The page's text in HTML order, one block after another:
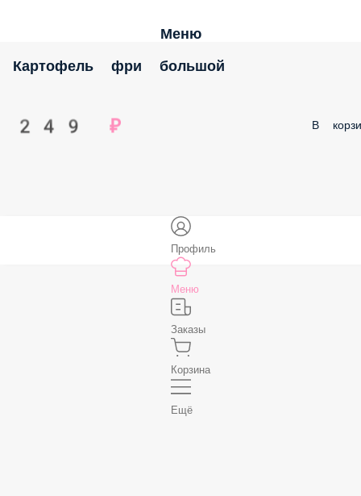
Меню
Картофель фри большой
249 ₽ В
Профиль
Меню
Заказы
Корзина
Ещё